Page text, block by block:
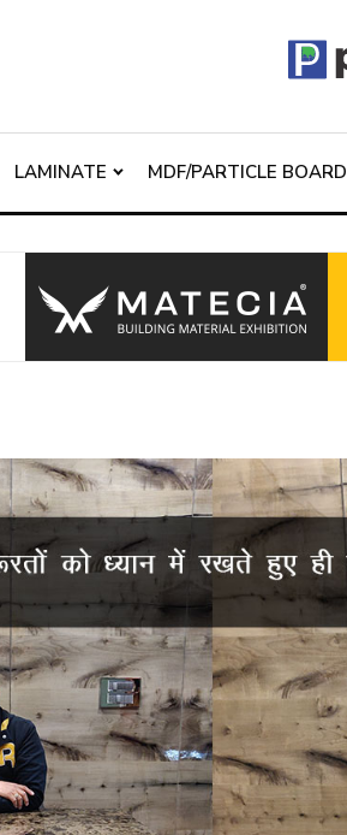
LAMINATE MDF/PARTICLE BOARD